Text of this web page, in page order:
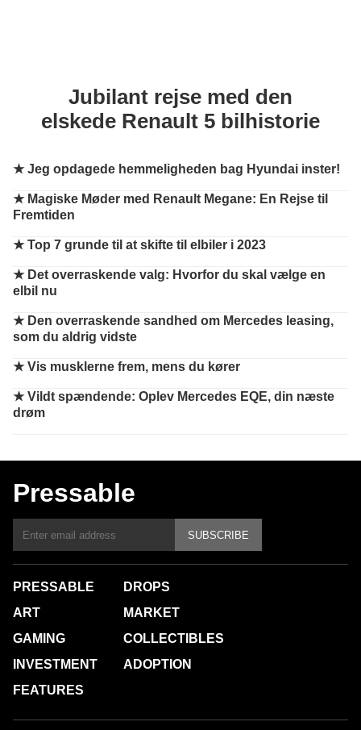
Jubilant rejse med den
elskede Renault 5 bilhistorie
★Jeg opdagede hemmeligheden bag Hyundai inster!
★ Magiske Møder med Renault Megane: En Rejse til
Fremtiden
★Top 7 grunde til at skifte til elbiler i 2023
★ Det overraskende valg: Hvorfor du skal vælge en
elbil nu
★ Den overraskende sandhed om Mercedes leasing,
som du aldrig vidste
★Vis musklerne frem, mens du kører
★Vildt spændende: Oplev Mercedes EQE, din næste
drøm
Pressable
SUBSCRIBE
PRESSABLE
ART
GAMING
INVESTMENT
FEATURES
DROPS
MARKET
COLLECTIBLES
ADOPTION